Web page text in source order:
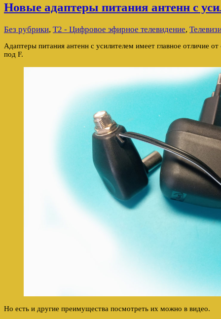
Новые адаптеры питания антенн с
Без рубрики, Т2 - Цифровое эфирное телевидение,
Адаптеры питания антенн с усилителем имеет главное отличие
под F.
Но есть и другие преимущества посмотреть их можно в видео.